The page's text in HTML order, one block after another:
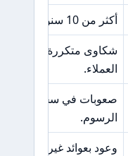
أكثر من 10 سنوات من الخبرة في إدارة الأصول.
شكاوى متكررة حول
العملاء.
صعوبات في سحب
الرسوم.
وعود بعوائد غير واقعية